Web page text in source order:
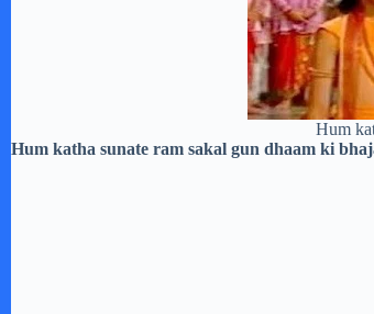
Hum
Hum katha sunate ram sakal gun dhaam ki